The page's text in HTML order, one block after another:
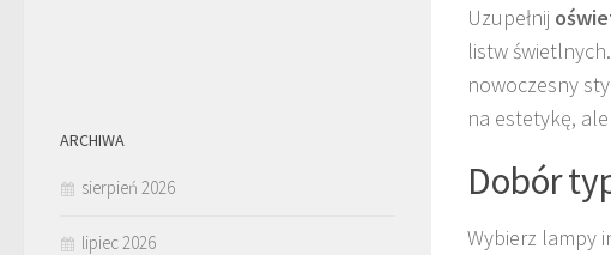
Uzupełnij
listw
nowoczesny
na estetykę,
Dobór
Wybierz lampy
ARCHIWA
sierpień 2026
lipiec 2026